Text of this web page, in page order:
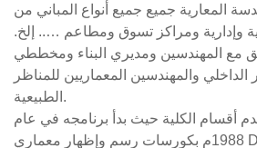
المعارية جميع جميع أنواع المباني من
وإدارية ومراكز تسوق ومطاعم ….. إلخ.
مع المهندسين ومديري البناء ومخططي
والمهندسين المعماريين للمناظر
الطبيعية.
أقسام الكلية حيث بدأ برنامجه في عام
1988م بكورسات رسم وإظهار معماري Draftsmanshipوتطور